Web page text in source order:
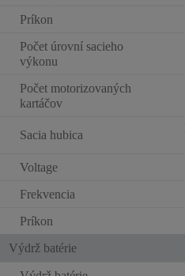
Príkon
Počet úrovní sacieho
výkonu
Počet motorizovaných
kartáčov
Sacia hubica
Voltage
Frekvencia
Príkon
Výdrž batérie